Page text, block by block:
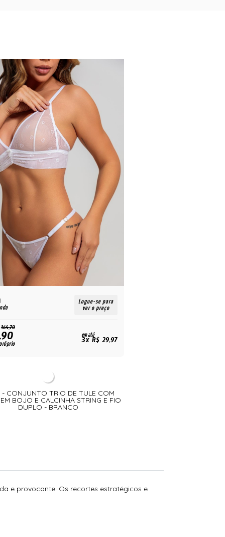
Logue-se para
ver o preço
164,70
em até
3x R$ 29,97
- CONJUNTO TRIO DE TULE COM
BOJO E CALCINHA STRING E FIO
DUPLO - BRANCO
e provocante. Os recortes estratégicos e